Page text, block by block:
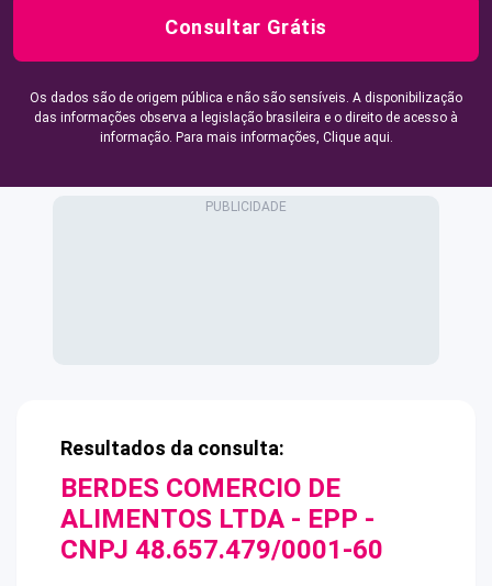
Consultar Grátis
Os dados são de origem pública e não são sensíveis. A disponibilização
das informações observa a legislação brasileira e o direito de acesso à
informação. Para mais informações, Clique aqui.
Resultados da consulta:
BERDES COMERCIO DE
ALIMENTOS LTDA - EPP -
CNPJ 48.657.479/0001-60